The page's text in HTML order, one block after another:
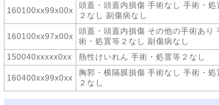
160100xx99x00x
頭蓋・頭蓋内損傷 手術なし 手術・処
２なし 副傷病なし
160100xx97x00x
頭蓋・頭蓋内損傷 その他の手術あり
術・処置等２なし 副傷病なし
150040xxxxx0xx
熱性けいれん 手術・処置等２なし
160400xx99x0xx
胸郭・横隔膜損傷 手術なし 手術・処
２なし